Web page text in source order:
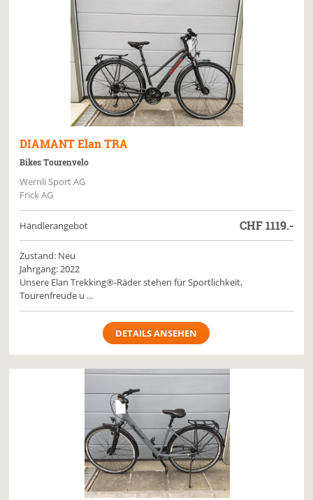
DIAMANT Elan TRA
Bikes Tourenvelo
Wernli Sport AG
Frick AG
Händlerangebot CHF1119.-
Zustand: Neu
Jahrgang: 2022
Unsere Elan Trekking®-Räder stehen für Sportlichkeit,
Tourenfreude u ...
DETAILS ANSEHEN